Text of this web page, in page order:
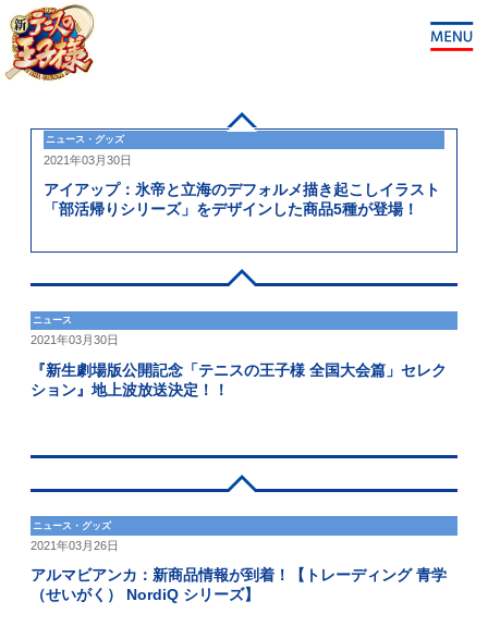
ニュース・グッズ
2021年03月30日
アイアップ：氷帝と立海のデフォルメ描き起こしイラスト
「部活帰りシリーズ」をデザインした商品5種が登場！
ニュース
2021年03月30日
『新生劇場版公開記念「テニスの王子様 全国大会篇」セレク
ション』地上波放送決定！！
ニュース・グッズ
2021年03月26日
アルマビアンカ：新商品情報が到着！【トレーディング 青学
（せいがく） NordiQ シリーズ】